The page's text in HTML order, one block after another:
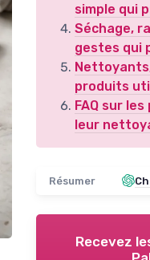
simple qui
Séchage,
gestes qui
produits
FAQ sur
leur
Résumer
Recevez